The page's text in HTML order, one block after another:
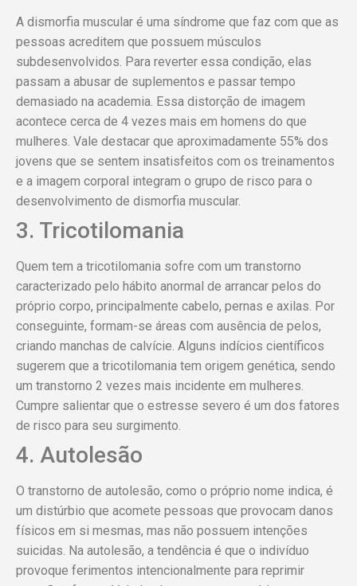
A dismorfia muscular é uma síndrome que faz com que as
pessoas acreditem que possuem músculos
subdesenvolvidos. Para reverter essa condição, elas
passam a abusar de suplementos e passar tempo
demasiado na academia. Essa distorção de imagem
acontece cerca de 4 vezes mais em homens do que
mulheres. Vale destacar que aproximadamente 55% dos
jovens que se sentem insatisfeitos com os treinamentos
e a imagem corporal integram o grupo de risco para o
desenvolvimento de dismorfia muscular.
3. Tricotilomania
Quem tem a tricotilomania sofre com um transtorno
caracterizado pelo hábito anormal de arrancar pelos do
próprio corpo, principalmente cabelo, pernas e axilas. Por
conseguinte, formam-se áreas com ausência de pelos,
criando manchas de calvície. Alguns indícios científicos
sugerem que a tricotilomania tem origem genética, sendo
um transtorno 2 vezes mais incidente em mulheres.
Cumpre salientar que o estresse severo é um dos fatores
de risco para seu surgimento.
4. Autolesão
O transtorno de autolesão, como o próprio nome indica, é
um distúrbio que acomete pessoas que provocam danos
físicos em si mesmas, mas não possuem intenções
suicidas. Na autolesão, a tendência é que o indivíduo
provoque ferimentos intencionalmente para reprimir